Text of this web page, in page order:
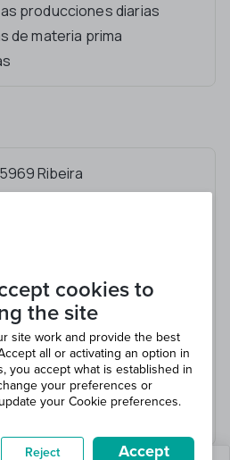
producciones diarias
de materia prima
Ribeira
cookies to
the site
site work and provide the best
all or activating an option in
you accept what is established in
your preferences or
your Cookie preferences.
Reject Accept